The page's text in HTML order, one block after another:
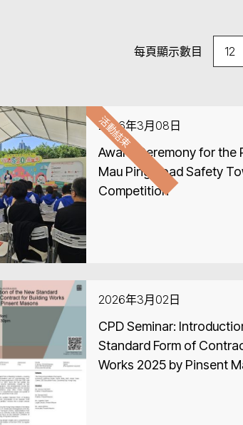
每頁顯示數目
活動結束
2026年3月08日
Award Ceremony for the
Mau Ping Road Safety
Competition
2026年3月02日
CPD Seminar:
Standard Form of
Works 2025 by Pinsent